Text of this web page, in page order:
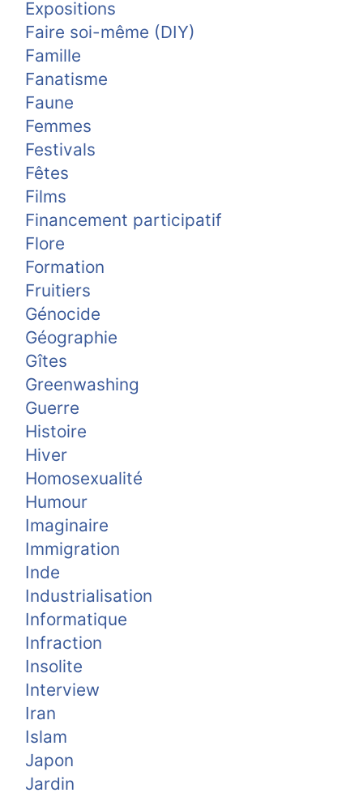
Expositions
Faire soi-même (DIY)
Famille
Fanatisme
Faune
Femmes
Festivals
Fêtes
Films
Financement participatif
Flore
Formation
Fruitiers
Génocide
Géographie
Gîtes
Greenwashing
Guerre
Histoire
Hiver
Homosexualité
Humour
Imaginaire
Immigration
Inde
Industrialisation
Informatique
Infraction
Insolite
Interview
Iran
Islam
Japon
Jardin